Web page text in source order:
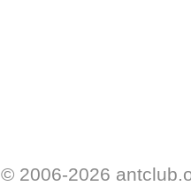
© 2006-2026